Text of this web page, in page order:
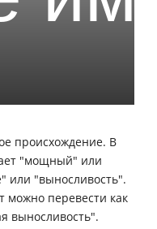
происхождение. В
"мощный" или
или "выносливость".
можно перевести как
выносливость".